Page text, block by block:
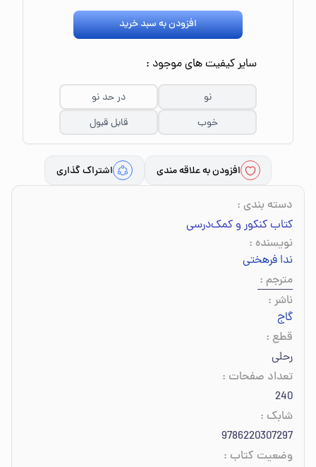
افزودن به سبد خرید
سایر کیفیت های موجود :
نو
در حد نو
خوب
قابل قبول
افزودن به علاقه مندی اشتراک گذاری
دسته بندی :
کتاب کنکور و کمک‌درسی
نویسنده :
ندا فرهختی
مترجم :
ناشر :
گاج
قطع :
رحلی
تعداد صفحات :
240
شابک :
9786220307297
وضعیت کتاب :